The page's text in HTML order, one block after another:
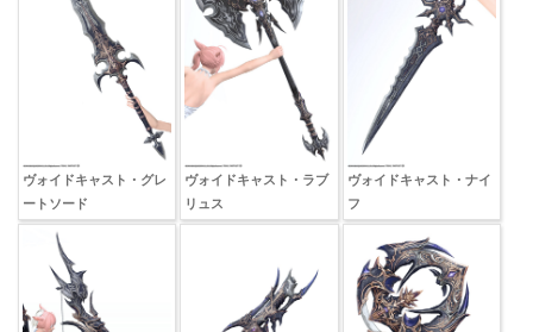
ヴォイドキャスト・グレ
ートソード
ヴォイドキャスト・ラブ
リュス
ヴォイドキャスト・ナイ
フ